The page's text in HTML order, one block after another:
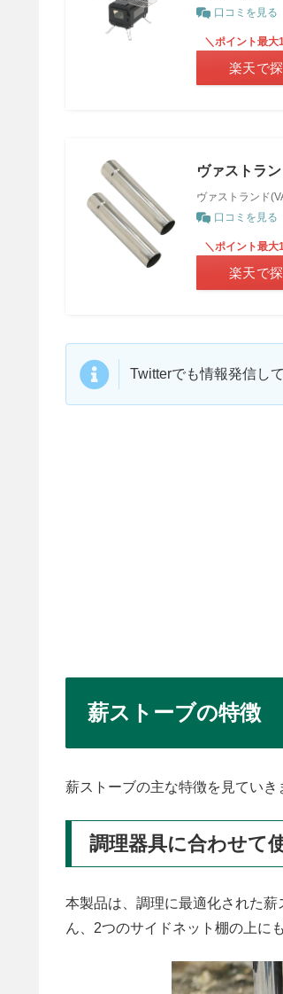
口コミを見る
＼ポイント最大
楽天で
ヴァストラ
ヴァストランド
口コミを見る
＼ポイント最大
楽天で
Twitterでも情報発信し
薪ストーブの特徴
薪ストーブの主な特徴を見ていき
調理器具に合わせて
本製品は、調理に最適化された
ん、2つのサイドネット棚の上に